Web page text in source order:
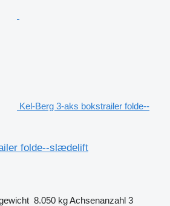
Kel-Berg 3-aks bokstrailer folde--
folde--slædelift
8.050 kgAchsenanzahl 3